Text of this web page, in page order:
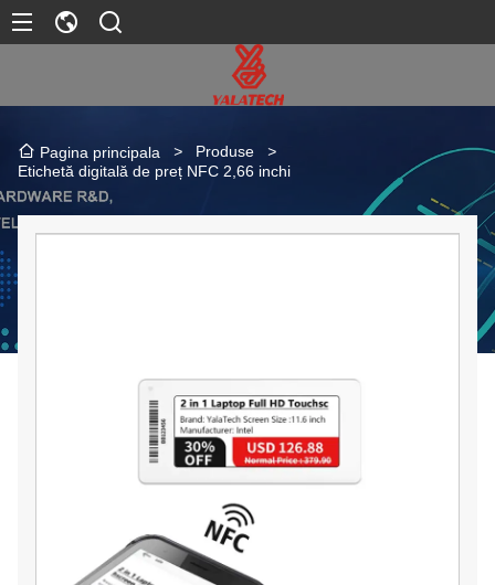
Pagina principala > Produse
>
Etichetă digitală de preț NFC 2,66 inchi